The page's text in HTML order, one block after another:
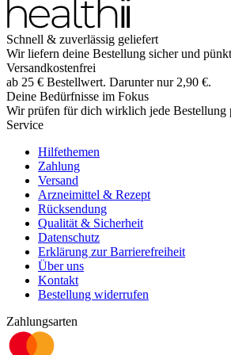
Schnell & zuverlässig geliefert
Wir liefern deine Bestellung sicher und
Versandkostenfrei
ab 25 € Bestellwert. Darunter nur 2,90 €.
Deine Bedürfnisse im Fokus
Wir prüfen für dich wirklich jede Bestellung
Service
Hilfethemen
Zahlung
Versand
Arzneimittel & Rezept
Rücksendung
Qualität & Sicherheit
Datenschutz
Erklärung zur Barrierefreiheit
Über uns
Kontakt
Bestellung widerrufen
Zahlungsarten